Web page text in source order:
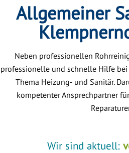
Allgemeiner
Neben professionellen
professionelle und schnelle Hilfe
Thema Heizung- und Sanitär.
kompetenter Ansprechpartner
Wir sind aktuell: